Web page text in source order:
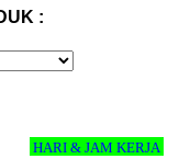
:
HARI & JAM KERJA